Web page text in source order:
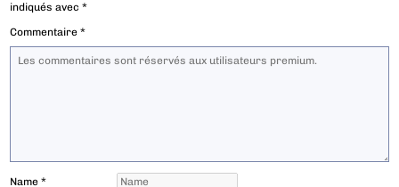
indiqués avec*
Commentaire*
Name*